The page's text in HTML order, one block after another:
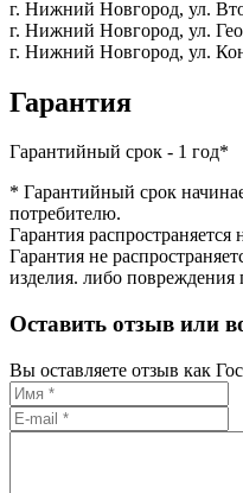
г. Нижний Новгород, ул.
г. Нижний Новгород, ул.
г. Нижний Новгород, ул.
Гарантия
Гарантийный срок - 1 год*
* Гарантийный срок
потребителю.
Гарантия
Гарантия не
изделия. либо повреждения
Оставить отзыв или
Вы оставляете отзыв как